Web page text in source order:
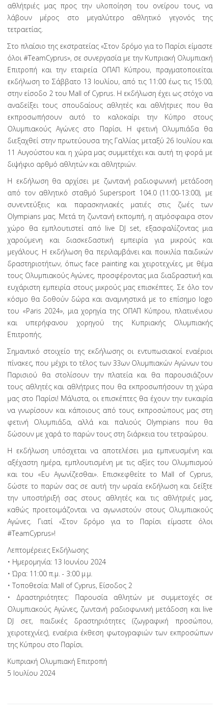
αθλήτριές μας προς την υλοποίηση του ονείρου τους, να
λάβουν μέρος στο μεγαλύτερο αθλητικό γεγονός της
τετραετίας.
Στο πλαίσιο της εκστρατείας «Στον δρόμο για το Παρίσι είμαστε
όλοι #TeamCyprus», σε συνεργασία με την Κυπριακή Ολυμπιακή
Επιτροπή και την εταιρεία ΟΠΑΠ Κύπρου, πραγματοποιείται
εκδήλωση το Σάββατο 13 Ιουλίου, από τις 11:00 έως τις 15:00,
στην είσοδο 2 του Mall of Cyprus. Η εκδήλωση έχει ως στόχο να
αναδείξει τους σπουδαίους αθλητές και αθλήτριες που θα
εκπροσωπήσουν αυτό το καλοκαίρι την Κύπρο στους
Ολυμπιακούς Αγώνες στο Παρίσι. Η φετινή Ολυμπιάδα θα
διεξαχθεί στην πρωτεύουσα της Γαλλίας μεταξύ 26 Ιουλίου και
11 Αυγούστου και η χώρα μας συμμετέχει και αυτή τη φορά με
διψήφιο αρθμό αθλητών και αθλητριών.
Η εκδήλωση θα αρχίσει με ζωντανή ραδιοφωνική μετάδοση
από τον αθλητικό σταθμό Supersport 104.0 (11:00-13:00), με
συνεντεύξεις και παρασκηνιακές ματιές στις ζωές των
Olympians μας. Μετά τη ζωντανή εκπομπή, η ατμόσφαιρα στον
χώρο θα εμπλουτιστεί από live DJ set, εξασφαλίζοντας μια
χαρούμενη και διασκεδαστική εμπειρία για μικρούς και
μεγάλους. Η εκδήλωση θα περιλαμβάνει και ποικιλία παιδικών
δραστηριοτήτων, όπως face painting και χειροτεχνίες, με θέμα
τους Ολυμπιακούς Αγώνες, προσφέροντας μια διαδραστική και
ευχάριστη εμπειρία στους μικρούς μας επισκέπτες. Σε όλο τον
κόσμο θα δοθούν δώρα και αναμνηστικά με το επίσημο logo
του «Paris 2024», μια χορηγία της ΟΠΑΠ Κύπρου, πλατινένιου
και υπερήφανου χορηγού της Κυπριακής Ολυμπιακής
Επιτροπής.
Σημαντικό στοιχείο της εκδήλωσης οι εντυπωσιακοί εναέριοι
πίνακες, που μέχρι το τέλος των 33ων Ολυμπιακών Αγώνων του
Παρισιού θα στολίσουν την πλατεία και θα παρουσιάζουν
τους αθλητές και αθλήτριες που θα εκπροσωπήσουν τη χώρα
μας στο Παρίσι! Μάλιστα, οι επισκέπτες θα έχουν την ευκαιρία
να γνωρίσουν και κάποιους από τους εκπροσώπους μας στη
φετινή Ολυμπιάδα, αλλά και παλιούς Olympians που θα
δώσουν με χαρά το παρών τους στη διάρκεια του τετραώρου.
Η εκδήλωση υπόσχεται να αποτελέσει μια εμπνευσμένη και
αξέχαστη ημέρα, εμπλουτισμένη με τις αξίες του Ολυμπισμού
και του «Ευ Αγωνίζεσθαι». Επισκεφθείτε το Mall of Cyprus,
δώστε το παρών σας σε αυτή την ωραία εκδήλωση και δείξτε
την υποστήριξή σας στους αθλητές και τις αθλήτριές μας,
καθώς προετοιμάζονται να αγωνιστούν στους Ολυμπιακούς
Αγώνες. Γιατί «Στον δρόμο για το Παρίσι είμαστε όλοι
#TeamCyprus»!
Λεπτομέρειες Εκδήλωσης
• Ημερομηνία: 13 Ιουνίου 2024
• Ώρα: 11:00 π.μ. - 3:00 μ.μ.
• Τοποθεσία: Mall of Cyprus, Είσοδος 2
• Δραστηριότητες: Παρουσία αθλητών με συμμετοχές σε
Ολυμπιακούς Αγώνες, ζωντανή ραδιοφωνική μετάδοση και live
DJ σετ, παιδικές δραστηριότητες (ζωγραφική προσώπου,
χειροτεχνίες), εναέρια έκθεση φωτογραφιών των εκπροσώπων
της Κύπρου στο Παρίσι.
Κυπριακή Ολυμπιακή Επιτροπή
5 Ιουλίου 2024